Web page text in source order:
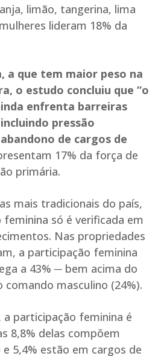
limão, tangerina, lima
lideram 18% da
a que tem maior peso na
o estudo concluiu que “o
enfrenta barreiras
pressão
de cargos de
17% da força de
primária.
mais tradicionais do país,
só é verificada em
Nas propriedades
a participação feminina
a 43% ─ bem acima do
comando masculino (24%).
a participação feminina é
8,8% delas compõem
5,4% estão em cargos de